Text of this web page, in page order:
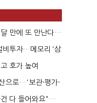
만에 또 만난다…
비투자…메모리 ‘삼
호가 높여
채' 20...
으로…'보관·평가·
다 들어와요"…